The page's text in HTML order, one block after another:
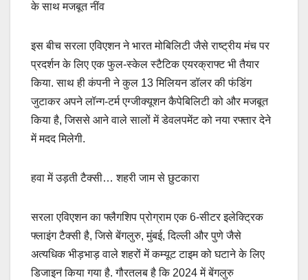
के साथ मजबूत नींव
इस बीच सरला एविएशन ने भारत मोबिलिटी जैसे राष्ट्रीय मंच पर
प्रदर्शन के लिए एक फुल-स्केल स्टैटिक एयरक्राफ्ट भी तैयार
किया. साथ ही कंपनी ने कुल 13 मिलियन डॉलर की फंडिंग
जुटाकर अपने लॉन्ग-टर्म एग्जीक्यूशन कैपेबिलिटी को और मजबूत
किया है, जिससे आने वाले सालों में डेवलपमेंट को नया रफ्तार देने
में मदद मिलेगी.
हवा में उड़ती टैक्सी… शहरी जाम से छुटकारा
सरला एविएशन का फ्लैगशिप प्रोग्राम एक 6-सीटर इलेक्ट्रिक
फ्लाइंग टैक्सी है, जिसे बेंगलुरु, मुंबई, दिल्ली और पुणे जैसे
अत्यधिक भीड़भाड़ वाले शहरों में कम्यूट टाइम को घटाने के लिए
डिजाइन किया गया है. गौरतलब है कि 2024 में बेंगलुरु